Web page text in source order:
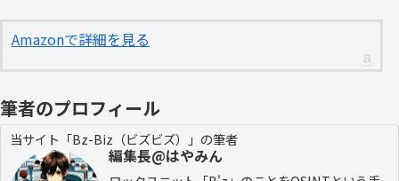
Amazonで詳細を見る
筆者のプロフィール
当サイト「Bz-Biz（ビズビズ）」の筆者
編集長@はやみん